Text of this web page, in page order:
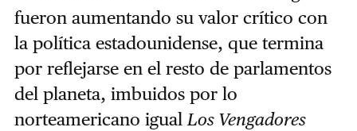
fueron aumentando su valor crítico con
la política estadounidense, que termina
por reflejarse en el resto de parlamentos
del planeta, imbuidos por lo
norteamericano igual Los Vengadores